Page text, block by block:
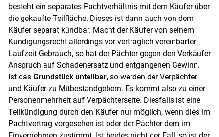
besteht ein separates Pachtverhältnis mit dem Käufer über
die gekaufte Teilfläche. Dieses ist dann auch von dem
Käufer separat kündbar. Macht der Käufer von seinem
Kündigungsrecht allerdings vor vertraglich vereinbarter
Laufzeit Gebrauch, so hat der Pächter gegen den Verkäufer
Anspruch auf Schadenersatz und entgangenen Gewinn.
Ist das Grundstück unteilbar, so werden der Verpächter
und Käufer zu Mitbestandgebern. Es kommt also zu einer
Personenmehrheit auf Verpächterseite. Diesfalls ist eine
Teilkündigung durch den Käufer nur möglich, wenn dies im
Pachtvertrag vorgesehen ist oder der Pächter dem im
Einvernehmen zustimmt. Ist beides nicht der Fall, so ist der